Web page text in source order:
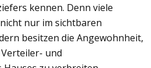
kennen. Denn viele
nur im sichtbaren
besitzen die Angewohnheit,
und